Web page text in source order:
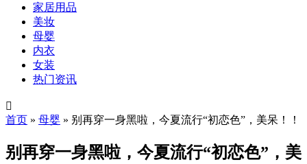
家居用品
美妆
母婴
内衣
女装
热门资讯

首页 » 母婴 » 别再穿一身黑啦，今夏流行“初恋色”，美呆！！
别再穿一身黑啦，今夏流行“初恋色”，美